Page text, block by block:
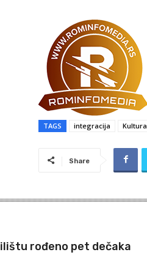
TAGS integracija Kultura
Share
rođeno pet dečaka